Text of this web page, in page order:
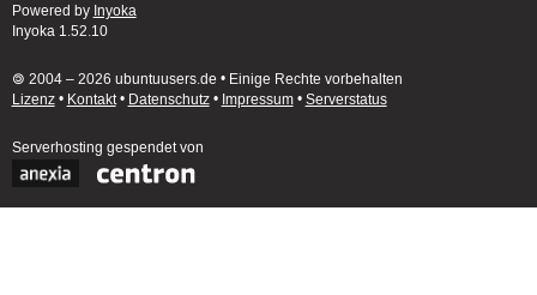
Powered by Inyoka
Inyoka 1.52.10
🄯 2004 – 2026 ubuntuusers.de • Einige Rechte vorbehalten
Lizenz• Kontakt• Datenschutz• Impressum• Serverstatus
Serverhosting gespendet von